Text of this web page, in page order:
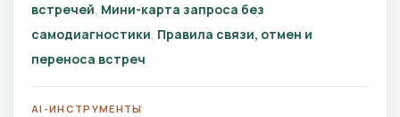
встречей Мини-карта запроса без
самодиагностики Правила связи, отмен и
переноса встреч
AI-ИНСТРУМЕНТЫ